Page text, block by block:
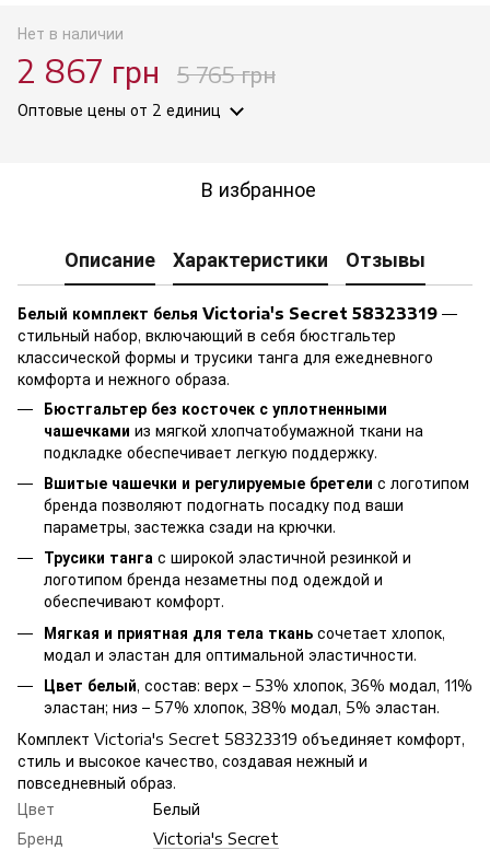
Нет в наличии
2 867 грн 5 765 грн
Оптовые цены от 2 единиц
В избранное
Описание Характеристики Отзывы
Белый комплект белья Victoria's Secret 58323319 —
стильный набор, включающий в себя бюстгальтер
классической формы и трусики танга для ежедневного
комфорта и нежного образа.
Бюстгальтер без косточек с уплотненными
чашечками из мягкой хлопчатобумажной ткани на
подкладке обеспечивает легкую поддержку.
Вшитые чашечки и регулируемые бретели с логотипом
бренда позволяют подогнать посадку под ваши
параметры, застежка сзади на крючки.
Трусики танга с широкой эластичной резинкой и
логотипом бренда незаметны под одеждой и
обеспечивают комфорт.
Мягкая и приятная для тела ткань сочетает хлопок,
модал и эластан для оптимальной эластичности.
Цвет белый, состав: верх – 53% хлопок, 36% модал, 11%
эластан; низ – 57% хлопок, 38% модал, 5% эластан.
Комплект Victoria's Secret 58323319 объединяет комфорт,
стиль и высокое качество, создавая нежный и
повседневный образ.
Цвет
Белый
Бренд
Victoria's Secret